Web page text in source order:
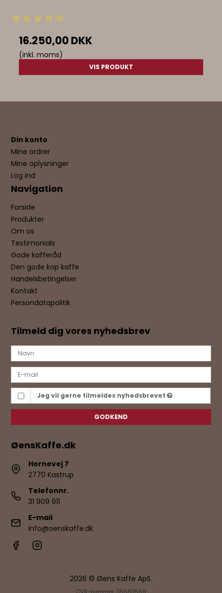
16.250,00 DKK
(inkl. moms)
VIS PRODUKT
Din konto
Mine ordrer
Mine oplysninger
Log ind
Navigation
Forside
Produkter
Om os
Testimonials
Gode kafferåd
Den gode kop kaffe
Handelsbetingelser
Kontakt
Persondatapolitik
Tilmeld dig vores nyhedsbrev
Jeg vil gerne tilmeldes nyhedsbrevet
GODKEND
ØensKaffe.dk
Hornevej 7
2770 Kastrup
Telefonnr.
31 909 911
E-mail
info@oenskaffe.dk
2026 © Øens Kaffe ApS.
CVR-nummer: 35683569